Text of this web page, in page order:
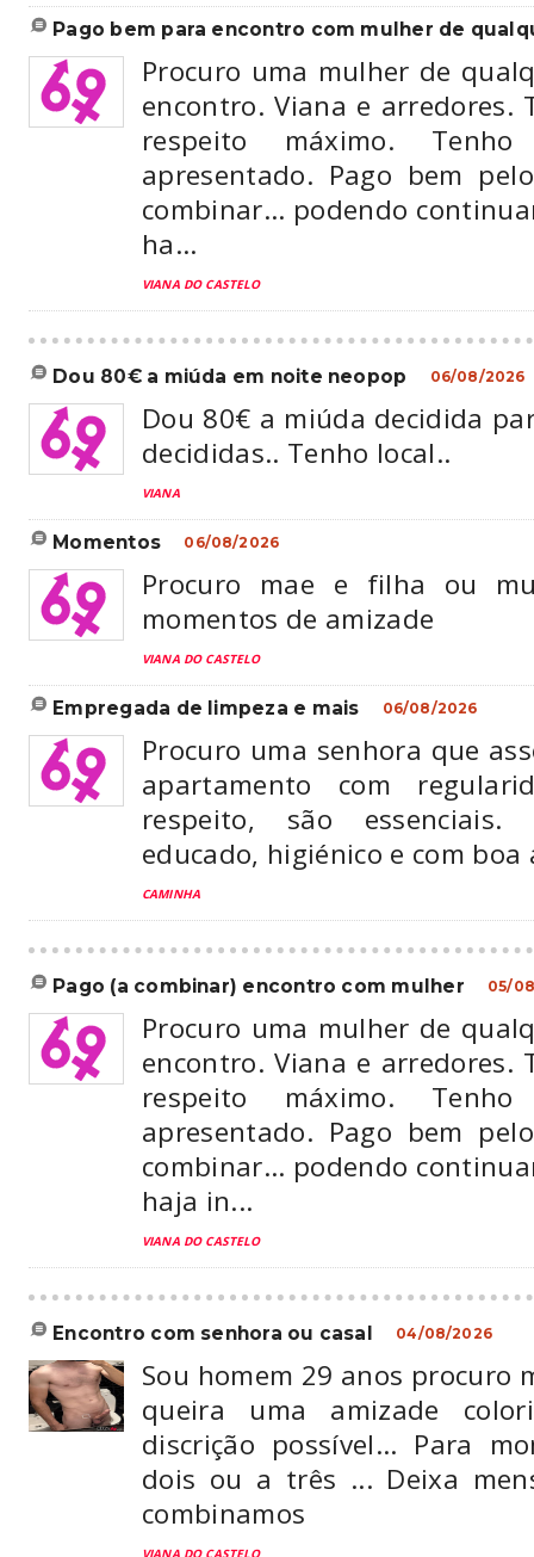
pago bem para encontro com mulher de
Procuro uma mulher de
encontro. Viana e arredores.
respeito máximo.
apresentado. Pago bem
combinar… podendo
ha...
VIANA DO CASTELO
dou 80€ a miúda em noite neopop 06/08/2026
Dou 80€ a miúda decidida
decididas.. Tenho local..
VIANA
momentos 06/08/2026
Procuro mae e filha ou
momentos de amizade
VIANA DO CASTELO
empregada de limpeza e mais 06/08/2026
Procuro uma senhora que
apartamento com
respeito, são
educado, higiénico e com boa
CAMINHA
pago (a combinar) encontro com mulher 05/
Procuro uma mulher de
encontro. Viana e arredores.
respeito máximo.
apresentado. Pago bem
combinar… podendo
haja in...
VIANA DO CASTELO
encontro com senhora ou casal 04/08/2026
Sou homem 29 anos procuro
queira uma amizade
discrição possível... Para
dois ou a três ... Deixa
combinamos
VIANA DO CASTELO